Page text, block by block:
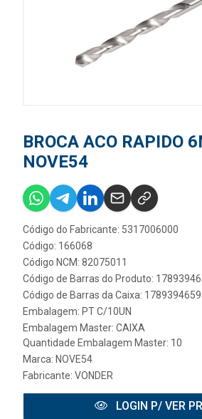
BROCA ACO RAPIDO
NOVE54
Código do Fabricante: 5317006000
Código: 166068
Código NCM: 82075011
Código de Barras do Produto:
Código de Barras da Caixa:
Embalagem: PT C/10UN
Embalagem Master: CAIXA
Quantidade Embalagem Master: 10
Marca: NOVE54
Fabricante: VONDER
LOGIN P/ VER